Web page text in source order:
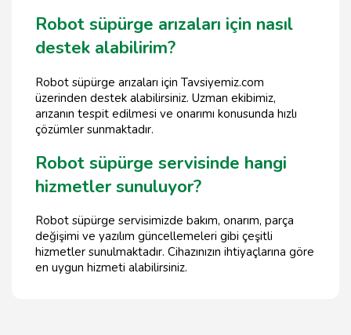
Robot süpürge arızaları için nasıl
destek alabilirim?
Robot süpürge arızaları için Tavsiyemiz.com
üzerinden destek alabilirsiniz. Uzman ekibimiz,
arızanın tespit edilmesi ve onarımı konusunda hızlı
çözümler sunmaktadır.
Robot süpürge servisinde hangi
hizmetler sunuluyor?
Robot süpürge servisimizde bakım, onarım, parça
değişimi ve yazılım güncellemeleri gibi çeşitli
hizmetler sunulmaktadır. Cihazınızın ihtiyaçlarına göre
en uygun hizmeti alabilirsiniz.